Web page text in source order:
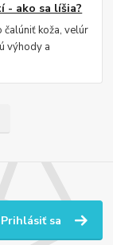
- ako sa líšia?
čalúniť koža, velúr
výhody a
Prihlásiť sa